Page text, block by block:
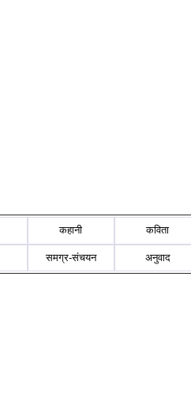
कहानी कविता
समग्र-संचयन अनुवाद